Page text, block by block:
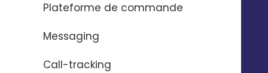
Plateforme de commande
Messaging
Call-tracking
messages vocaux